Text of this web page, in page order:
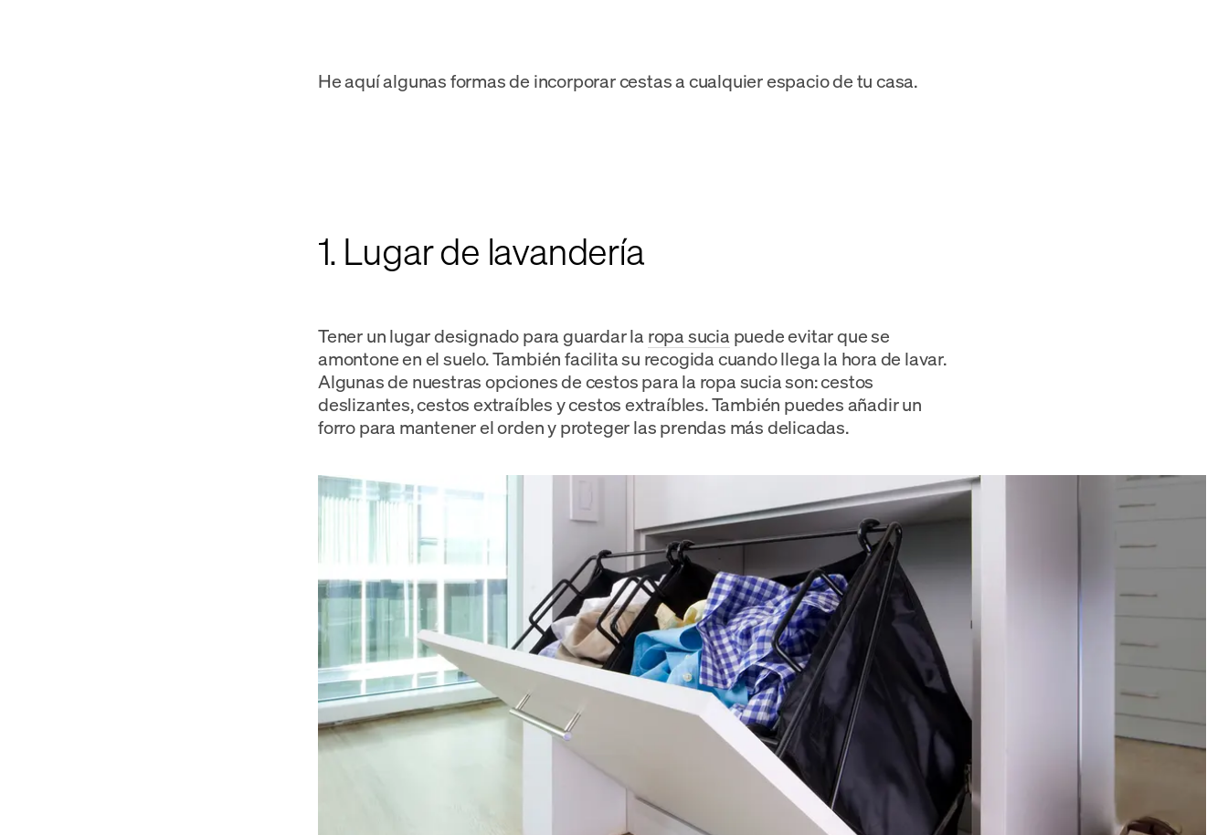
He aquí algunas formas de incorporar cestas a cualquier espacio de tu casa.
1. Lugar de lavandería
Tener un lugar designado para guardar la ropa sucia puede evitar que se
amontone en el suelo. También facilita su recogida cuando llega la hora de lavar.
Algunas de nuestras opciones de cestos para la ropa sucia son: cestos
deslizantes, cestos extraíbles y cestos extraíbles. También puedes añadir un
forro para mantener el orden y proteger las prendas más delicadas.